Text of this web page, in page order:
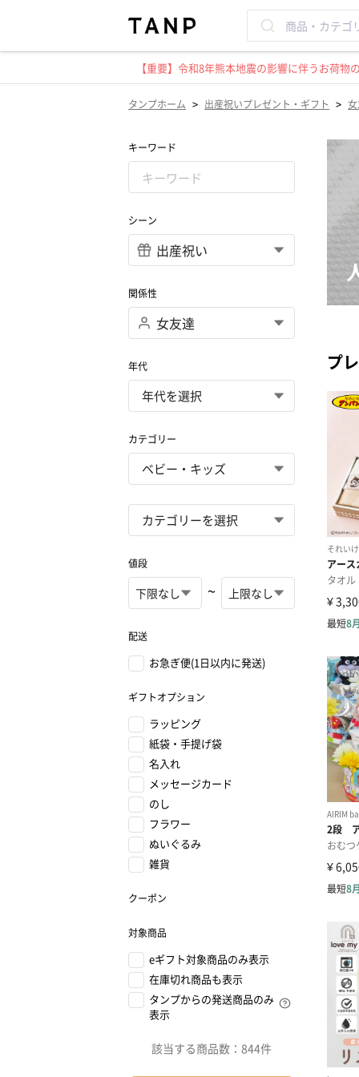
【重要】令和8年熊本地震の影響に伴うお荷
タンプホーム > 出産祝いプレゼント・ギフト >
キーワード
シーン
関係性
年代
カテゴリー
値段
~
配送
お急ぎ便(1日以内に発送)
ギフトオプション
ラッピング
紙袋・手提げ袋
名入れ
メッセージカード
のし
フラワー
ぬいぐるみ
雑貨
クーポン
対象商品
eギフト対象商品のみ表示
在庫切れ商品も表示
タンプからの発送商品のみ
表示
該当する商品数： 844件
プ